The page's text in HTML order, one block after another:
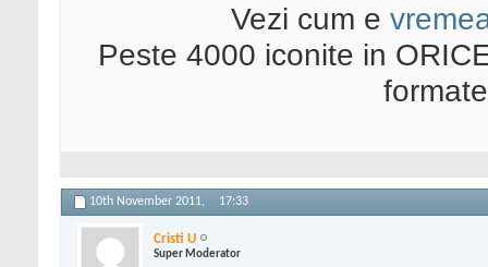
Vezi cum e
Peste 4000 iconite in
10th November 2011, 17:33
Cristi U
Super Moderator